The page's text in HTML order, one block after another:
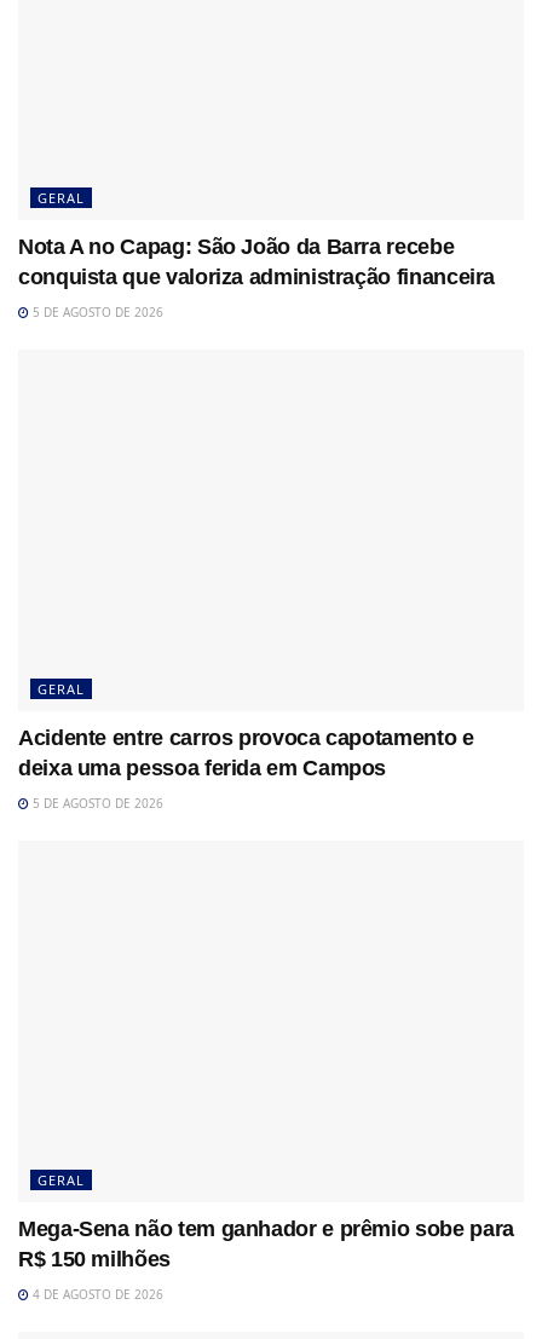
GERAL
Nota A no Capag: São João da Barra recebe
conquista que valoriza administração financeira
5 DE AGOSTO DE 2026
GERAL
Acidente entre carros provoca capotamento e
deixa uma pessoa ferida em Campos
5 DE AGOSTO DE 2026
GERAL
Mega-Sena não tem ganhador e prêmio sobe para
R$ 150 milhões
4 DE AGOSTO DE 2026